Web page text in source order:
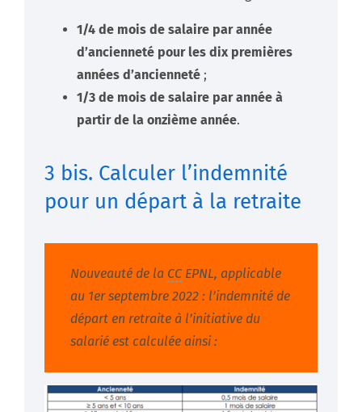
1/4 de mois de salaire par année
d’ancienneté pour les dix premières
années d’ancienneté ;
1/3 de mois de salaire par année à
partir de la onzième année.
3 bis. Calculer l’indemnité
pour un départ à la retraite
Nouveauté de la CC EPNL, applicable
au 1er septembre 2022 : l’indemnité de
départ en retraite à l’initiative du
salarié est calculée ainsi :